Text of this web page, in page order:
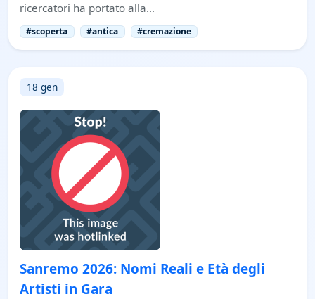
ricercatori ha portato alla…
#scoperta #antica #cremazione
18 gen
Sanremo 2026: Nomi Reali e Età degli
Artisti in Gara